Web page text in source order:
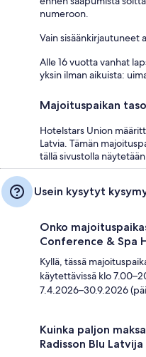
numeroon.
Vain sisäänkirjautuneet
Alle 16 vuotta vanhat
yksin ilman aikuista:
Majoituspaikan taso
Hotelstars Union
Latvia. Tämän
tällä sivustolla
Usein kysytyt
Onko
Conference & Spa
Kyllä, tässä
käytettävissä klo
7.4.2026–30.9.2026
Kuinka paljon
Radisson Blu